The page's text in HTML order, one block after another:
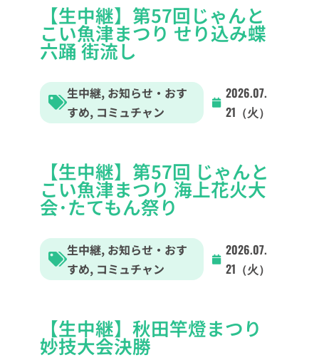
【生中継】第57回じゃんと
こい魚津まつり せり込み蝶
六踊 街流し
生中継, お知らせ・おす
すめ, コミュチャン
2026.07.
21（火）
【生中継】第57回 じゃんと
こい魚津まつり 海上花火大
会･たてもん祭り
生中継, お知らせ・おす
すめ, コミュチャン
2026.07.
21（火）
【生中継】秋田竿燈まつり
妙技大会決勝